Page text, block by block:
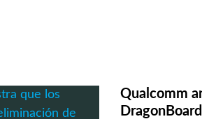
Qualcomm